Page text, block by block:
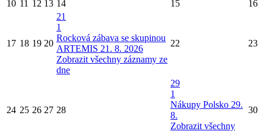
10 11 12 13 14 15 16
17 18 19 20
21
1
Rocková zábava se skupinou
ARTEMIS 21. 8. 2026
Zobrazit všechny záznamy ze
dne
22 23
24 25 26 27 28
29
1
Nákupy Polsko 29.
8.
Zobrazit všechny
30